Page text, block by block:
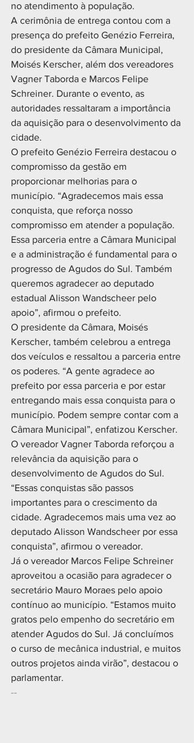
no atendimento à população.
A cerimônia de entrega contou com a
presença do prefeito Genézio Ferreira,
do presidente da Câmara Municipal,
Moisés Kerscher, além dos vereadores
Vagner Taborda e Marcos Felipe
Schreiner. Durante o evento, as
autoridades ressaltaram a importância
da aquisição para o desenvolvimento da
cidade.
O prefeito Genézio Ferreira destacou o
compromisso da gestão em
proporcionar melhorias para o
município. “Agradecemos mais essa
conquista, que reforça nosso
compromisso em atender a população.
Essa parceria entre a Câmara Municipal
e a administração é fundamental para o
progresso de Agudos do Sul. Também
queremos agradecer ao deputado
estadual Alisson Wandscheer pelo
apoio”, afirmou o prefeito.
O presidente da Câmara, Moisés
Kerscher, também celebrou a entrega
dos veículos e ressaltou a parceria entre
os poderes. “A gente agradece ao
prefeito por essa parceria e por estar
entregando mais essa conquista para o
município. Podem sempre contar com a
Câmara Municipal”, enfatizou Kerscher.
O vereador Vagner Taborda reforçou a
relevância da aquisição para o
desenvolvimento de Agudos do Sul.
“Essas conquistas são passos
importantes para o crescimento da
cidade. Agradecemos mais uma vez ao
deputado Alisson Wandscheer por essa
conquista”, afirmou o vereador.
Já o vereador Marcos Felipe Schreiner
aproveitou a ocasião para agradecer o
secretário Mauro Moraes pelo apoio
contínuo ao município. “Estamos muito
gratos pelo empenho do secretário em
atender Agudos do Sul. Já concluímos
o curso de mecânica industrial, e muitos
outros projetos ainda virão”, destacou o
parlamentar.
--